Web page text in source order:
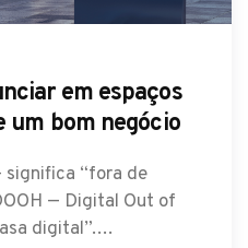
em espaços
um bom negócio
significa “fora de
— Digital Out of
digital”.…